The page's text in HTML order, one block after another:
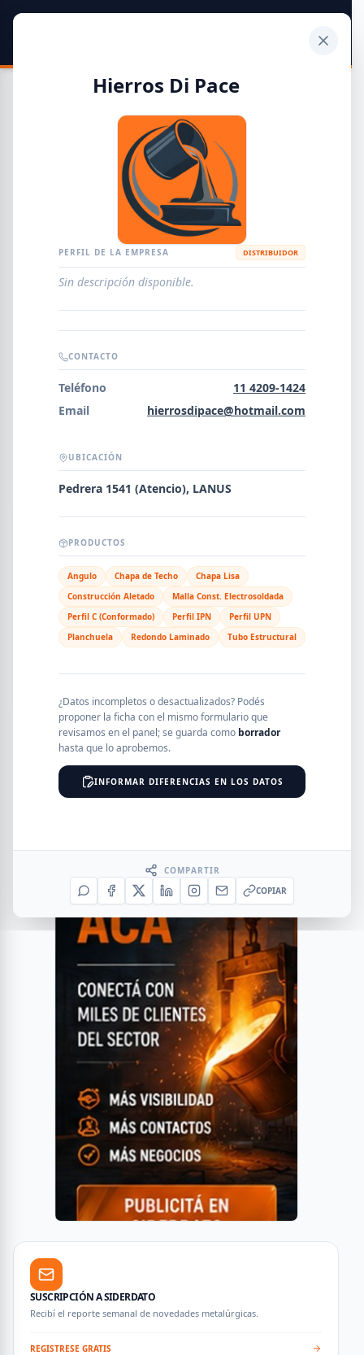
Guía de Empresas Metalúrgicas y Siderúrgicas
METALÚRGICAS
EMPRESAS AGREGAR EMPRESA
Error al cargar empresas.
NOMBRE
SEGMENTO
SUSCRIPCIÓN A SIDERDATO
Recibí el reporte semanal de novedades metalúrgicas.
REGISTRESE GRATIS
Hierros Di Pace
PERFIL DE LA EMPRESA DISTRIBUIDOR
Sin descripción disponible.
CONTACTO
Teléfono
11 4209-1424
Email
hierrosdipace@hotmail.com
UBICACIÓN
Pedrera 1541 (Atencio), LANUS
PRODUCTOS
Angulo Chapa de Techo
Chapa Lisa
Construcción Aletado
Malla Const. Electrosoldada
Perfil C (Conformado)
Perfil IPN
Perfil UPN
Planchuela
Redondo Laminado Tubo Estructural
¿Datos incompletos o desactualizados? Podés
proponer la ficha con el mismo formulario que
revisamos en el panel; se guarda como borrador
hasta que lo aprobemos.
INFORMAR DIFERENCIAS EN LOS DATOS
COMPARTIR
COPIAR